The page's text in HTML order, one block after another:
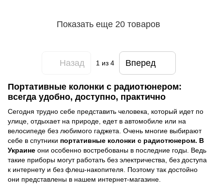
Показать еще 20 товаров
Назад 1из 4 Вперед
Портативные колонки с радиотюнером:
всегда удобно, доступно, практично
Сегодня трудно себе представить человека, который идет по
улице, отдыхает на природе, едет в автомобиле или на
велосипеде без любимого гаджета. Очень многие выбирают
себе в спутники портативные колонки с радиотюнером. В
Украине они особенно востребованы в последние годы. Ведь
такие приборы могут работать без электричества, без доступа
к интернету и без флеш-накопителя. Поэтому так достойно
они представлены в нашем интернет-магазине.